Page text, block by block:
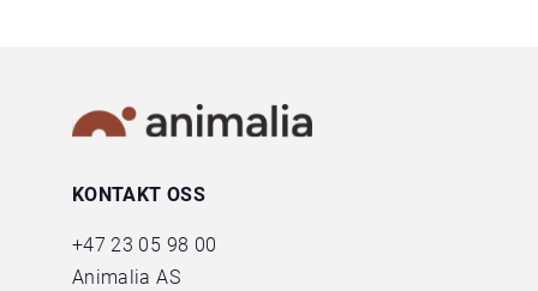
KONTAKT OSS
+47 23 05 98 00
Animalia AS